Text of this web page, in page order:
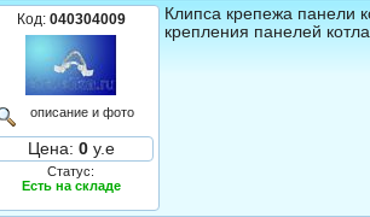
Код: 040304009
описание и фото
Цена: 0 у.е
Статус:
Есть на складе
Клипса крепежа панели
крепления панелей